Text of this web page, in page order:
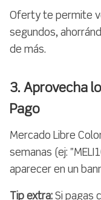
Oferty te permite
segundos,
de más.
3. Aprovecha
Pago
Mercado Libre
semanas (ej:
aparecer en un
Tip extra: Si pagas